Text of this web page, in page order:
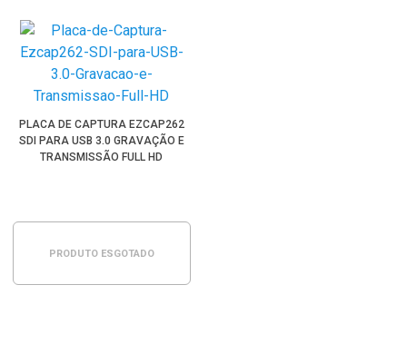
PLACA DE CAPTURA EZCAP262
SDI PARA USB 3.0 GRAVAÇÃO E
TRANSMISSÃO FULL HD
PRODUTO ESGOTADO